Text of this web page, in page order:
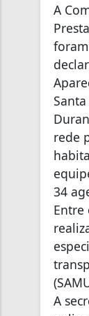
A
rede
34
Entre
A